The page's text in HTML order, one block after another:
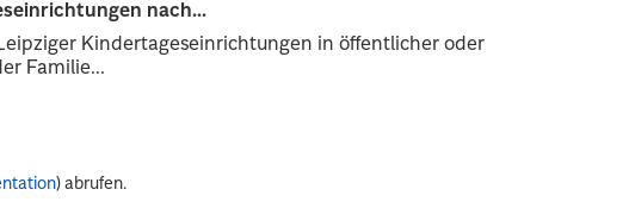
nach...
Kindertageseinrichtungen in öffentlicher oder
Familie...
) abrufen.